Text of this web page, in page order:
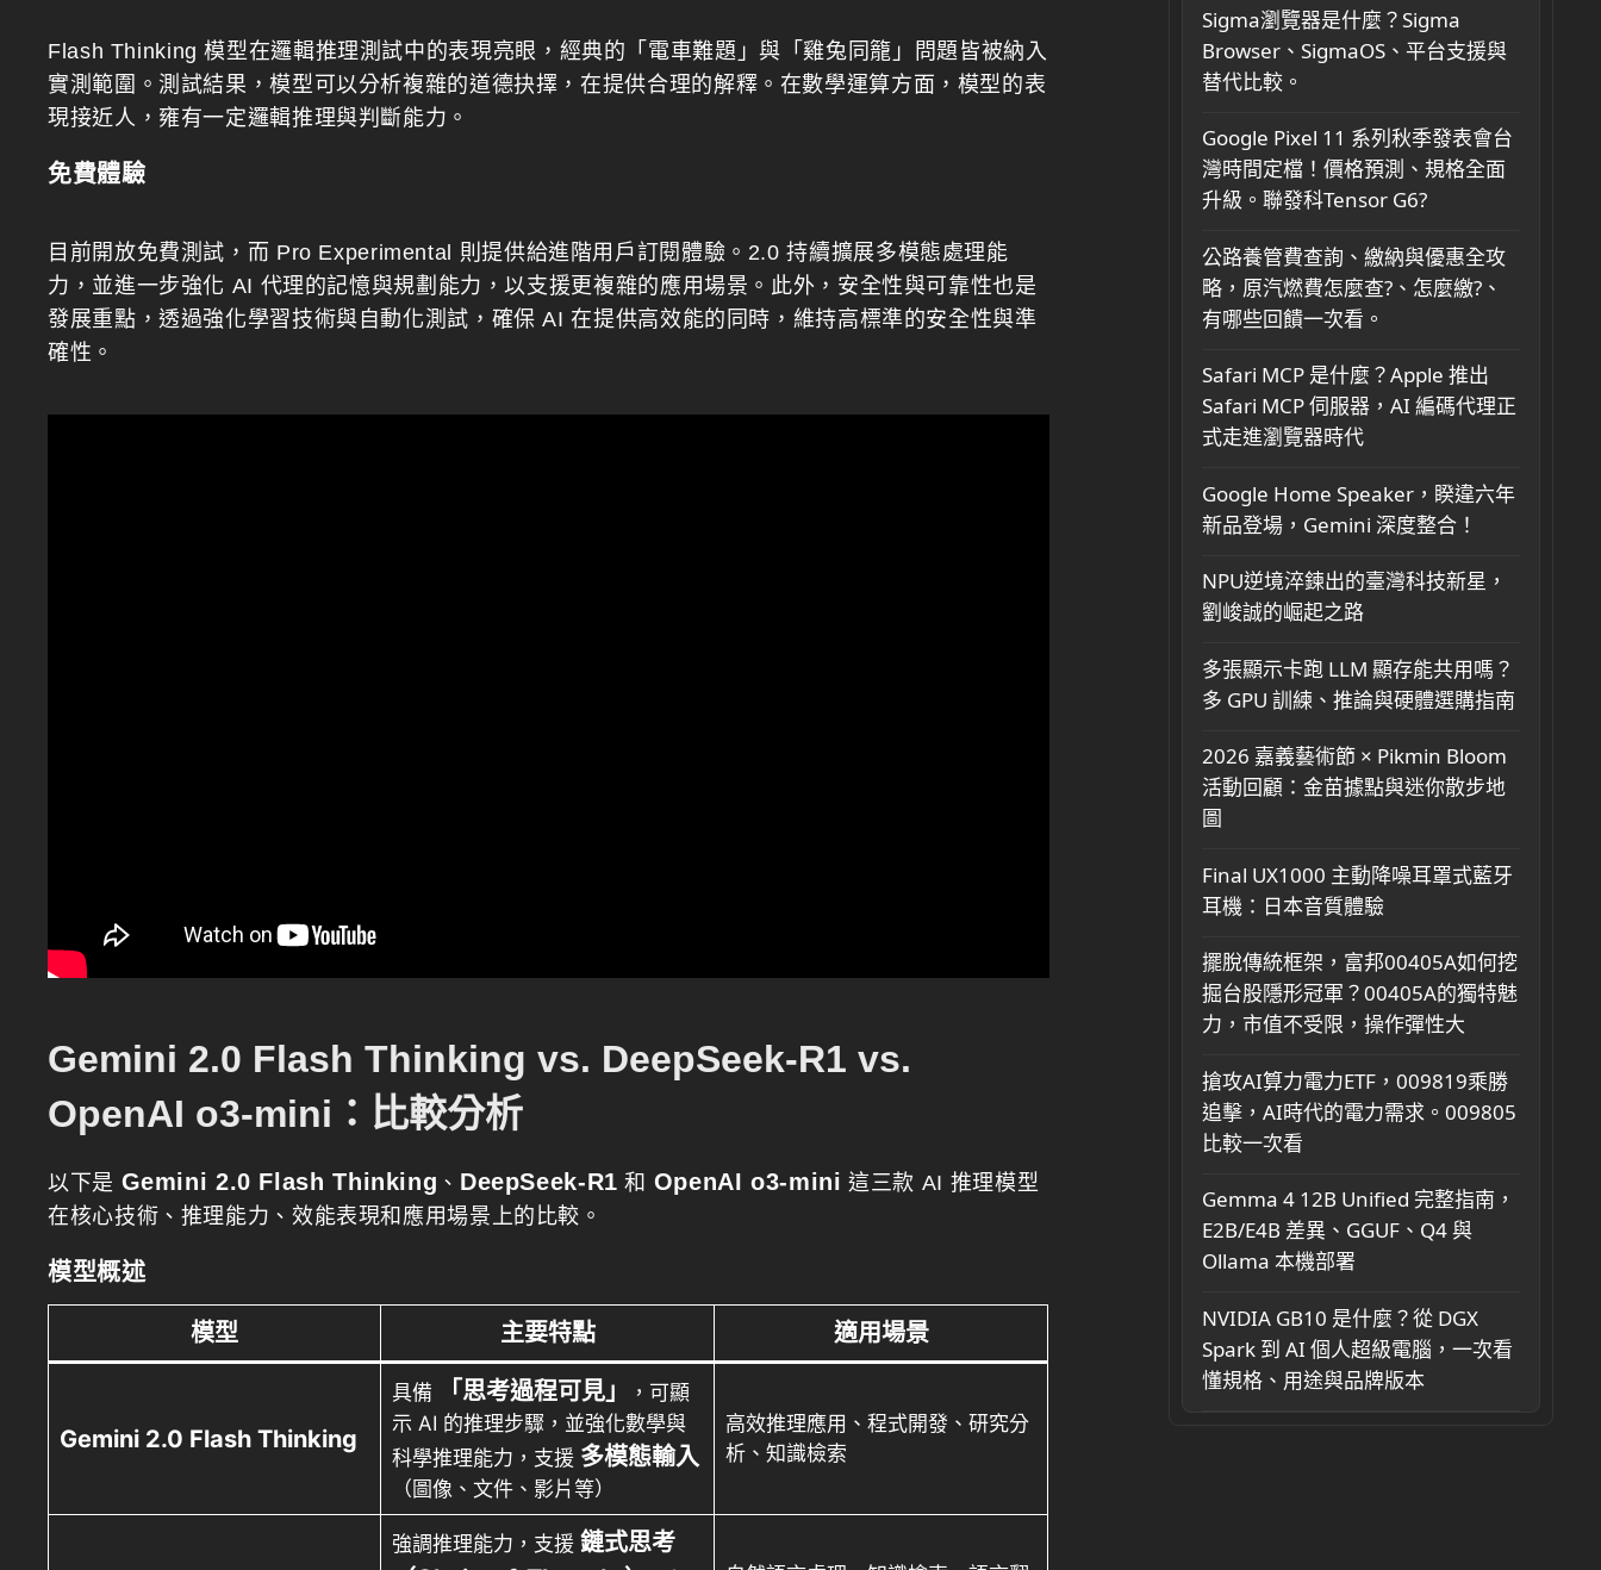
Flash Thinking 模型在邏輯推理測試中的表現亮眼，經典的「電車難題」與「雞兔同籠」問題皆被納入
實測範圍。測試結果，模型可以分析複雜的道德抉擇，在提供合理的解釋。在數學運算方面，模型的表
現接近人，雍有一定邏輯推理與判斷能力。
免費體驗
目前開放免費測試，而 Pro Experimental 則提供給進階用戶訂閱體驗。2.0 持續擴展多模態處理能
力，並進一步強化 AI 代理的記憶與規劃能力，以支援更複雜的應用場景。此外，安全性與可靠性也是
發展重點，透過強化學習技術與自動化測試，確保 AI 在提供高效能的同時，維持高標準的安全性與準
確性。
Gemini 2.0 Flash Thinking vs. DeepSeek-R1 vs.
OpenAI o3-mini：比較分析
以下是 Gemini 2.0 Flash Thinking 、 DeepSeek-R1 和 OpenAI o3-mini 這三款 AI 推理模型
在核心技術、推理能力、效能表現和應用場景上的比較。
模型概述
模型 主要特點 適用場景
Gemini 2.0 Flash Thinking
具備 「思考過程可見」
，可顯
示 AI 的推理步驟，並強化數學與
科學推理能力，支援 多模態輸入
（圖像、文件、影片等）
高效推理應用、程式開發、研究分
析、知識檢索
強調推理能力，支援 鏈式思考
Sigma瀏覽器是什麼？Sigma
Browser、SigmaOS、平台支援與
替代比較。
Google Pixel 11 系列秋季發表會台
灣時間定檔！價格預測、規格全面
升級。聯發科Tensor G6?
公路養管費查詢、繳納與優惠全攻
略，原汽燃費怎麼查?、怎麼繳?、
有哪些回饋一次看。
Safari MCP 是什麼？Apple 推出
Safari MCP 伺服器，AI 編碼代理正
式走進瀏覽器時代
Google Home Speaker，睽違六年
新品登場，Gemini 深度整合！
NPU逆境淬鍊出的臺灣科技新星，
劉峻誠的崛起之路
多張顯示卡跑 LLM 顯存能共用嗎？
多 GPU 訓練、推論與硬體選購指南
2026 嘉義藝術節 × Pikmin Bloom
活動回顧：金苗據點與迷你散步地
圖
Final UX1000 主動降噪耳罩式藍牙
耳機：日本音質體驗
擺脫傳統框架，富邦00405A如何挖
掘台股隱形冠軍？00405A的獨特魅
力，市值不受限，操作彈性大
搶攻AI算力電力ETF，009819乘勝
追擊，AI時代的電力需求。009805
比較一次看
Gemma 4 12B Unified 完整指南，
E2B/E4B 差異、GGUF、Q4 與
Ollama 本機部署
NVIDIA GB10 是什麼？從 DGX
Spark 到 AI 個人超級電腦，一次看
懂規格、用途與品牌版本